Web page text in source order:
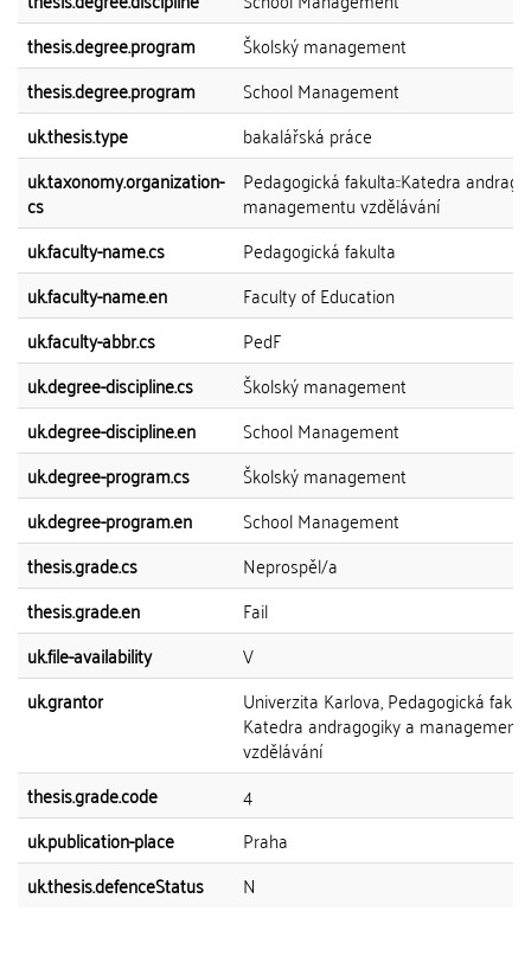
thesis.degree.program
Školský management
thesis.degree.program
School Management
uk.thesis.type
bakalářská práce
uk.taxonomy.organization-
cs
Pedagogická fakulta::Katedra
managementu vzdělávání
uk.faculty-name.cs
Pedagogická fakulta
uk.faculty-name.en
Faculty of Education
uk.faculty-abbr.cs
PedF
uk.degree-discipline.cs
Školský management
uk.degree-discipline.en
School Management
uk.degree-program.cs
Školský management
uk.degree-program.en
School Management
thesis.grade.cs
Neprospěl/a
thesis.grade.en
Fail
uk.file-availability
V
uk.grantor
Univerzita Karlova, Pedagogická
Katedra andragogiky a managementu
vzdělávání
thesis.grade.code
4
uk.publication-place
Praha
uk.thesis.defenceStatus
N